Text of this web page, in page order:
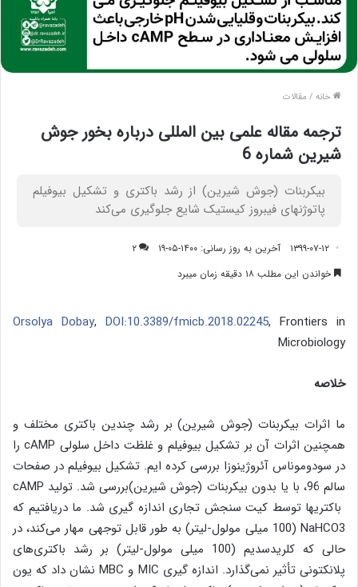
خانه / مقالات
ترجمه مقاله علمی بین المللی درباره بخور جوش
شیرین شماره 6
بیکربنات (جوش شیرین) از رشد باکتری و تشکیل بیوفیلم
پاتوژنهای فیبروز کیستیک شایع جلوگیری می‌کند
۱۳۹۹-۰۷-۱۲ آخرین به روز رسانی: ۱۴۰۰-۰۵-۱۹
۲
خواندن این مطلب ۱۸ دقیقه زمان میبرد
Orsolya Dobay, DOI:10.3389/fmicb.2018.02245, Frontiers in
Microbiology
خلاصه
ما اثرات بیکربنات (جوش شیرین) بر رشد چندین باکتری مختلف و
همچنین اثرات آن بر تشکیل بیوفیلم و غلظت داخل سلولی cAMP را
در سودوموناس آئروژینوزا بررسی کرده ایم. تشکیل بیوفیلم در صفحات
سالم 96، با یا بدون بیکربنات (جوش شیرین)بررسی شد. تولید cAMP
باکتریها توسط کیت سنجش تجاری اندازه گیری شد. ما دریافتیم که
NaHCO3 (100 میلی مولول-لیتر) به طور قابل توجهی مهار می‌کند، در
حالی که کلریدسدیم (100 میلی مولول-لیتر) بر رشد باکتری‌های
پلانکتونی تأثیر نمی‌گذارد. اندازه گیری MIC و MBC نشان داد که یون